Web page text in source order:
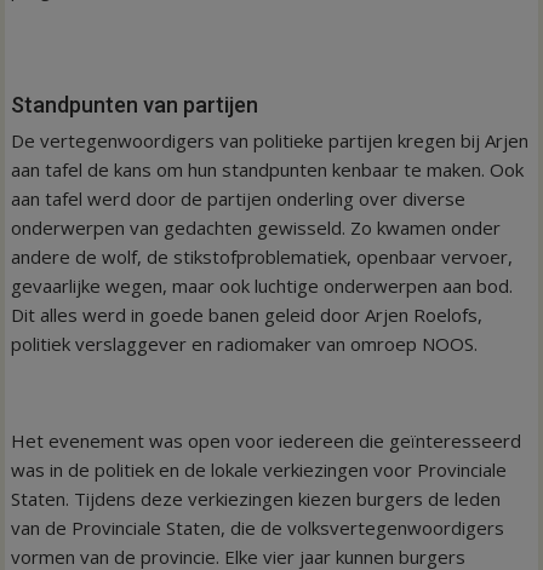
Standpunten van partijen
De vertegenwoordigers van politieke partijen kregen bij Arjen
aan tafel de kans om hun standpunten kenbaar te maken. Ook
aan tafel werd door de partijen onderling over diverse
onderwerpen van gedachten gewisseld. Zo kwamen onder
andere de wolf, de stikstofproblematiek, openbaar vervoer,
gevaarlijke wegen, maar ook luchtige onderwerpen aan bod.
Dit alles werd in goede banen geleid door Arjen Roelofs,
politiek verslaggever en radiomaker van omroep NOOS.
Het evenement was open voor iedereen die geïnteresseerd
was in de politiek en de lokale verkiezingen voor Provinciale
Staten. Tijdens deze verkiezingen kiezen burgers de leden
van de Provinciale Staten, die de volksvertegenwoordigers
vormen van de provincie. Elke vier jaar kunnen burgers